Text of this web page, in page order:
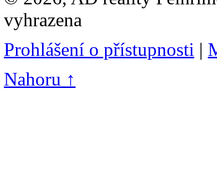
vyhrazena
Prohlášení o přístupnosti |
Nahoru ↑